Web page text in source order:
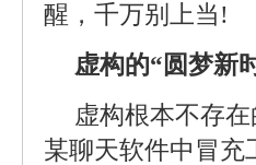
醒，千万别上当!
虚构的“圆梦新
虚构根本不存
某聊天软件中冒充